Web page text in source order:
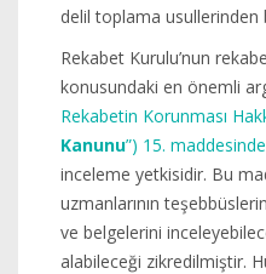
delil toplama usullerinden
Rekabet Kurulu’nun
konusundaki en önemli
Rekabetin Korunması
Kanunu”) 15. maddesinde
inceleme yetkisidir. Bu
uzmanlarının
ve belgelerini
alabileceği zikredilmiştir.